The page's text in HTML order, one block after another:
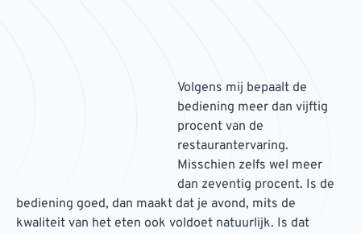
Volgens mij bepaalt de
bediening meer dan vijftig
procent van de
restaurantervaring.
Misschien zelfs wel meer
dan zeventig procent. Is de
bediening goed, dan maakt dat je avond, mits de
kwaliteit van het eten ook voldoet natuurlijk. Is dat